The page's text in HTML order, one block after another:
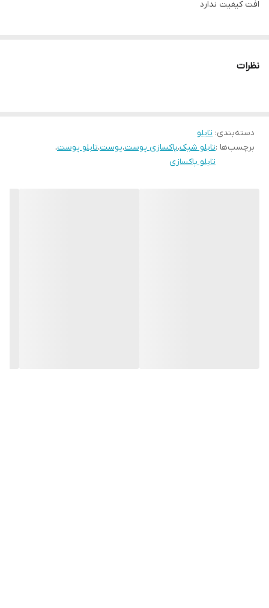
رنگ قابها قابل تغییر است و میتوانید برای تغییر آن به پشتیبانی تماس
افت کیفیت ندارد
نظرات
دسته‌بندی: تابلو
برچسب‌ها :تابلو شیک،پاکسازی پوست،پوست،تابلو پوست،
تابلو پاکسازی